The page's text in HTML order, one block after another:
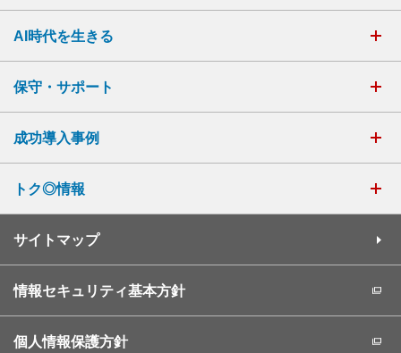
AI時代を生きる
保守・サポート
成功導入事例
トク◎情報
サイトマップ
情報セキュリティ基本方針
個人情報保護方針